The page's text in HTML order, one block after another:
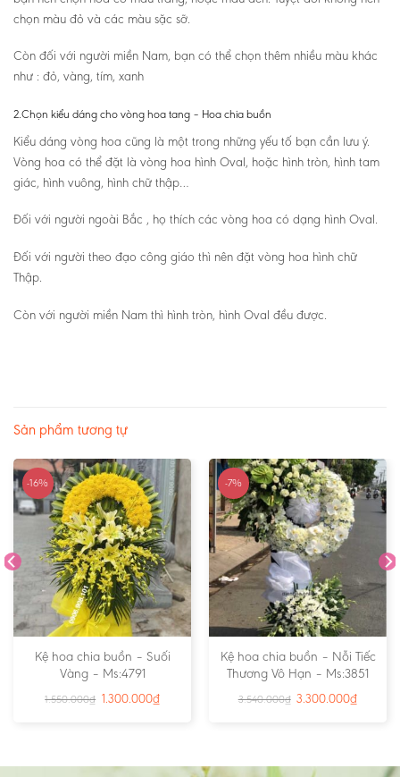
chọn màu đỏ và các màu sặc sỡ.
Còn đối với người miền Nam, bạn có thể chọn thêm nhiều màu khác
như : đỏ, vàng, tím, xanh
2.Chọn kiểu dáng cho vòng hoa tang – Hoa chia buồn
Kiểu dáng vòng hoa cũng là một trong những yếu tố bạn cần lưu ý.
Vòng hoa có thể đặt là vòng hoa hình Oval, hoặc hình tròn, hình tam
giác, hình vuông, hình chữ thập…
Đối với người ngoài Bắc , họ thích các vòng hoa có dạng hình Oval.
Đối với người theo đạo công giáo thì nên đặt vòng hoa hình chữ
Thập.
Còn với người miền Nam thì hình tròn, hình Oval đều được.
Sản phẩm tương tự
-16%
Kệ hoa chia buồn – Suối
Vàng – Ms:4791
1.550.000₫ 1.300.000₫
-7%
Kệ hoa chia buồn – Nỗi Tiếc
Thương Vô Hạn – Ms:3851
3.540.000₫ 3.300.000₫